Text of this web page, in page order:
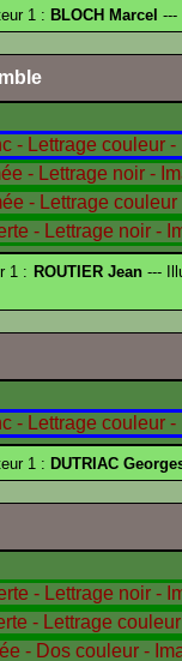
1 : BLOCH Marcel ---
1 : ROUTIER Jean---
1 : DUTRIAC